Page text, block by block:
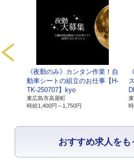
【保有個人データ及
1.当社の名
称及び住
所、代表者
の氏名
名称：有限会社ライブ
住所：広島県東広島市
代表者：磯部 順司
氏名：大近清隆
連絡先：082-493-8033
おすすめ求人をも
《夜勤のみ》カンタン作業！自
動車シートの組立のお仕事【H-
TK-250707】kyo
東広島市高屋町
時給1,400円～ 1,750円